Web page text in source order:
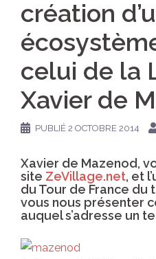
création
celui de la
Xavier de
PUBLIÉ 2 OCTOBRE 2014
Xavier de Mazenod,
site ZeVillage.net, et
du Tour de France
vous nous présenter
auquel s’adresse un